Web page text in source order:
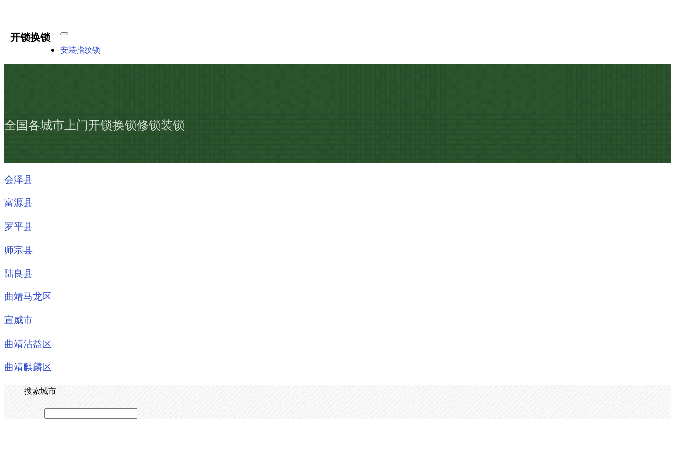
开锁换锁
安装指纹锁
全国各城市上门开锁换锁修锁装锁
会泽县
富源县
罗平县
师宗县
陆良县
曲靖马龙区
宣威市
曲靖沾益区
曲靖麒麟区
搜索城市